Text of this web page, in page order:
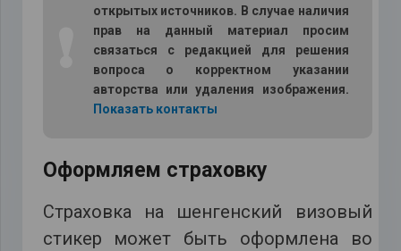
открытых источников. В случае наличия
прав на данный материал просим
связаться с редакцией для решения
вопроса о корректном указании
авторства или удаления изображения.
Показать контакты
Оформляем страховку
Страховка на шенгенский визовый
стикер может быть оформлена во